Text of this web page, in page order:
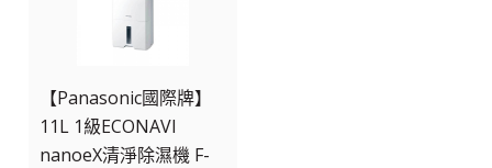
【Panasonic國際牌】
11L 1級ECONAVI
nanoeX清淨除濕機 F-